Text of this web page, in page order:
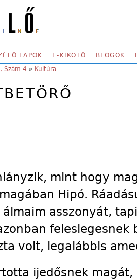
LAPOK E-KIKÖTŐ BLOGOK
Szám 4 » Kultúra
mint hogy
Hipó.
asszonyát,
volt, legalábbis
ijedősnek